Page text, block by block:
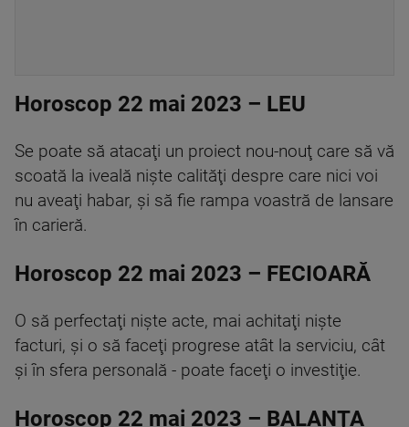
Horoscop 22 mai 2023 – LEU
Se poate să atacaţi un proiect nou-nouţ care să vă
scoată la iveală nişte calităţi despre care nici voi
nu aveaţi habar, şi să fie rampa voastră de lansare
în carieră.
Horoscop 22 mai 2023 – FECIOARĂ
O să perfectaţi nişte acte, mai achitaţi nişte
facturi, şi o să faceţi progrese atât la serviciu, cât
şi în sfera personală - poate faceţi o investiţie.
Horoscop 22 mai 2023 – BALANŢA